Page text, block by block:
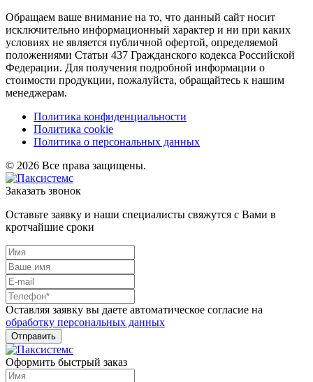
Обращаем ваше внимание на то, что данный сайт носит
исключительно информационный характер и ни при каких
условиях не является публичной офертой, определяемой
положениями Статьи 437 Гражданского кодекса Российской
Федерации. Для получения подробной информации о
стоимости продукции, пожалуйста, обращайтесь к нашим
менеджерам.
Политика конфиденциальности
Политика cookie
Политика о персональных данных
© 2026 Все права защищены.
Заказать звонок
Оставьте заявку и наши специалисты свяжутся с Вами в
кротчайшие сроки
Оставляя заявку вы даете автоматическое согласие на
обработку персональных данных
Оформить быстрый заказ